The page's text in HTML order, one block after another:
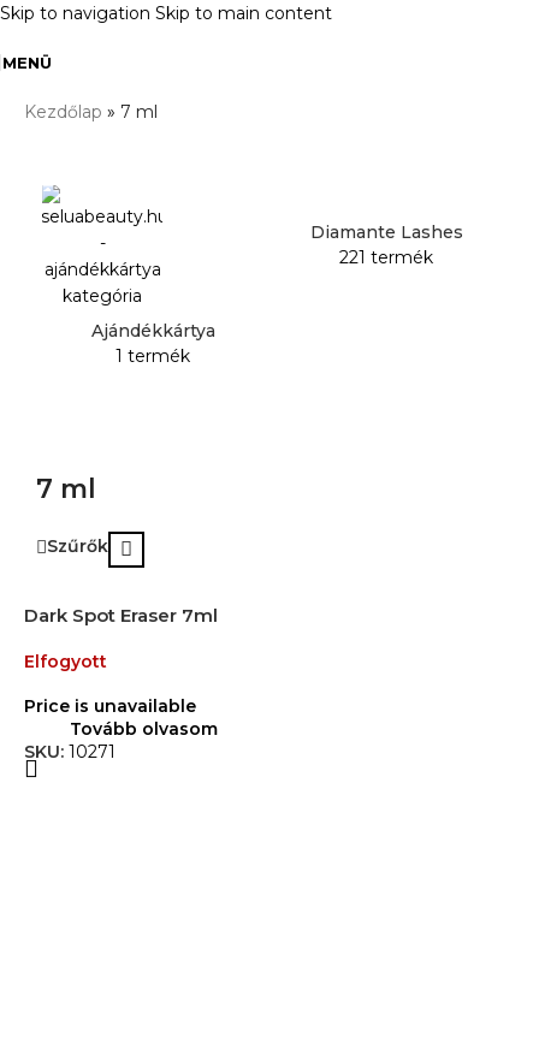
Skip to navigation Skip to main content
MENÜ
Kezdőlap » 7 ml
Ajándékkártya
1 termék
Diamante Lashes
221 termék
7 ml
Szűrők
Dark Spot Eraser 7ml
Elfogyott
Price is unavailable
Tovább olvasom
SKU: 10271